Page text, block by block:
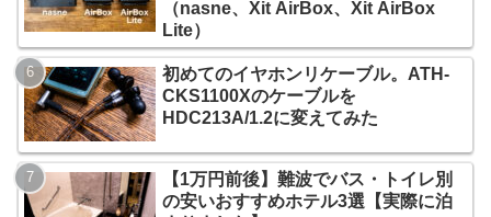
（nasne、Xit AirBox、Xit AirBox
Lite）
初めてのイヤホンリケーブル。ATH-
CKS1100Xのケーブルを
HDC213A/1.2に変えてみた
【1万円前後】難波でバス・トイレ別
の安いおすすめホテル3選【実際に泊